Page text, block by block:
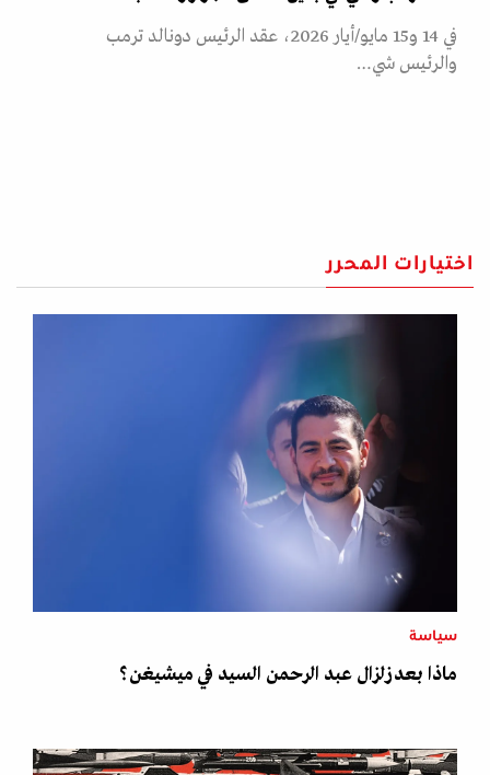
في 14 و15 مايو/أيار 2026، عقد الرئيس دونالد ترمب
والرئيس شي…
اختيارات المحرر
سياسة
ماذا بعد زلزال عبد الرحمن السيد في ميشيغن؟